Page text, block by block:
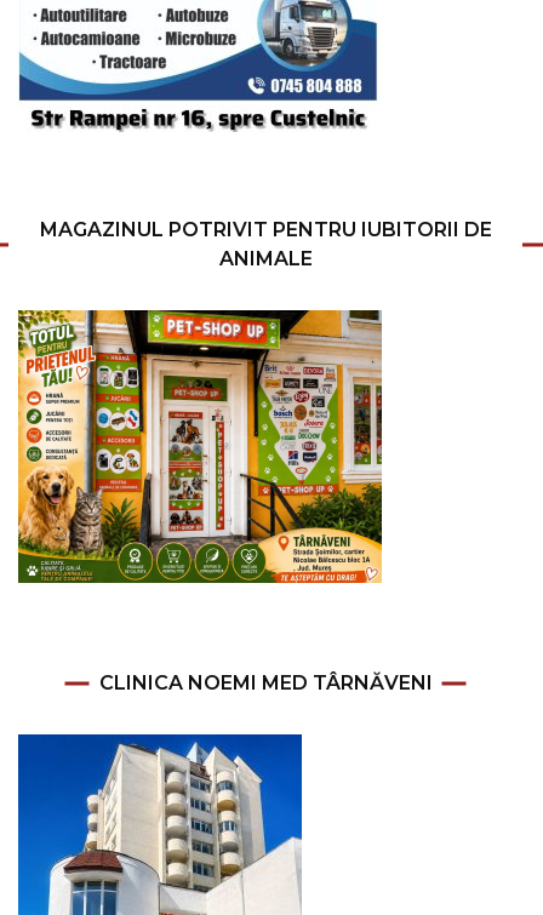
MAGAZINUL POTRIVIT PENTRU IUBITORII DE
ANIMALE
CLINICA NOEMI MED TÂRNĂVENI